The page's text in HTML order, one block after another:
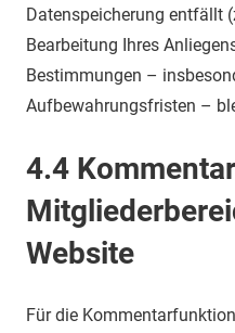
Datenspeicherung entfällt
Bearbeitung Ihres
Bestimmungen –
Aufbewahrungsfristen –
4.4
Website
Für die